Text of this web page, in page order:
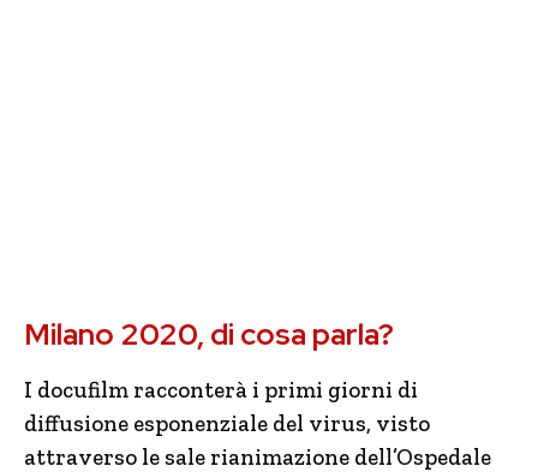
Milano 2020, di cosa parla?
I docufilm racconterà i primi giorni di
diffusione esponenziale del virus, visto
attraverso le sale rianimazione dell’Ospedale